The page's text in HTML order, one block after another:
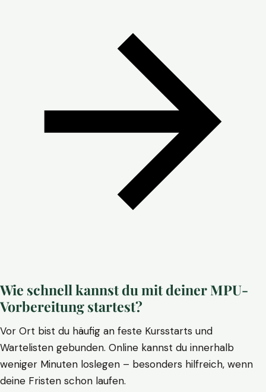
Wie schnell kannst du mit deiner MPU-
Vorbereitung startest?
Vor Ort bist du häufig an feste Kursstarts und
Wartelisten gebunden. Online kannst du innerhalb
weniger Minuten loslegen – besonders hilfreich, wenn
deine Fristen schon laufen.